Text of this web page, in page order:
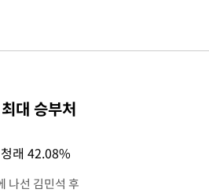
대 승부처
래 42.08%
나선 김민석 후